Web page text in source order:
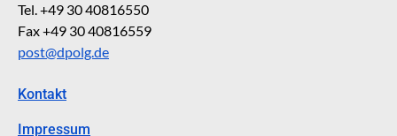
Tel. +49 30 40816550
Fax +49 30 40816559
post@dpolg.de
Kontakt
Impressum